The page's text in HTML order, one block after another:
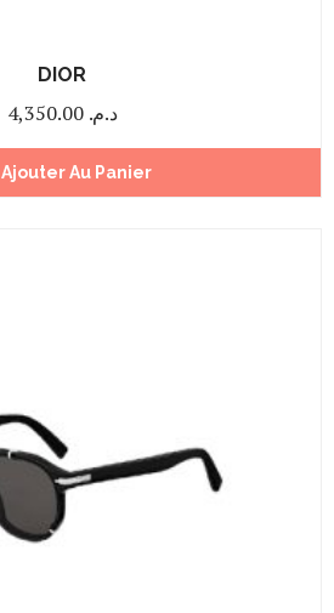
DIOR
د.م. 4,350.00
Ajouter Au Panier